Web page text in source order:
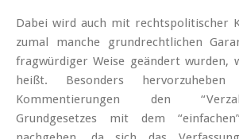
Dabei wird auch mit rechtspolitischer
zumal manche grundrechtlichen
fragwürdiger Weise geändert wurden,
heißt. Besonders
Kommentierungen den
Grundgesetzes mit dem